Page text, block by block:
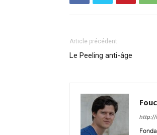
Article précédent
Le Peeling anti-âge
http://